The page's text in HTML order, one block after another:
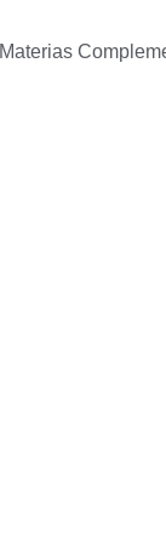
Materias